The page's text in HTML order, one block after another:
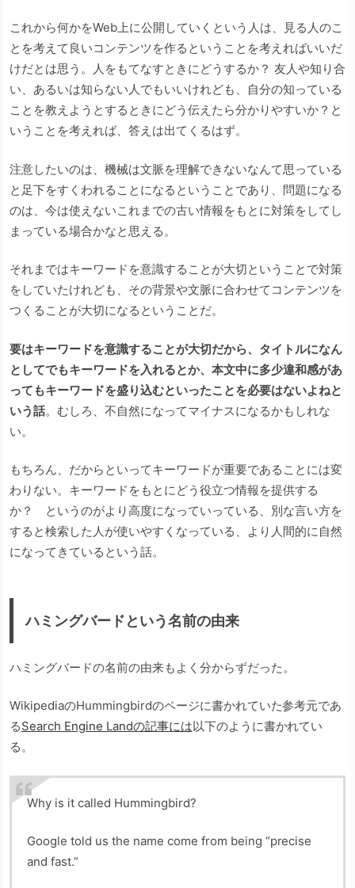
これから何かをWeb上に公開していくという人は、見る人のこ
とを考えて良いコンテンツを作るということを考えればいいだ
けだとは思う。人をもてなすときにどうするか？ 友人や知り合
い、あるいは知らない人でもいいけれども、自分の知っている
ことを教えようとするときにどう伝えたら分かりやすいか？と
いうことを考えれば、答えは出てくるはず。
注意したいのは、機械は文脈を理解できないなんて思っている
と足下をすくわれることになるということであり、問題になる
のは、今は使えないこれまでの古い情報をもとに対策をしてし
まっている場合かなと思える。
それまではキーワードを意識することが大切ということで対策
をしていたけれども、その背景や文脈に合わせてコンテンツを
つくることが大切になるということだ。
要はキーワードを意識することが大切だから、タイトルになん
としてでもキーワードを入れるとか、本文中に多少違和感があ
ってもキーワードを盛り込むといったことを必要はないよねと
いう話。むしろ、不自然になってマイナスになるかもしれな
い。
もちろん、だからといってキーワードが重要であることには変
わりない。キーワードをもとにどう役立つ情報を提供する
か？ というのがより高度になっていっている、別な言い方を
すると検索した人が使いやすくなっている、より人間的に自然
になってきているという話。
ハミングバードという名前の由来
ハミングバードの名前の由来もよく分からずだった。
WikipediaのHummingbirdのページに書かれていた参考元であ
るSearch Engine Landの記事には以下のように書かれてい
る。
Why is it called Hummingbird?
Google told us the name come from being “precise
and fast.”